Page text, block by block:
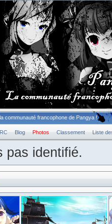
communauté francophone de Pangya !
Blog Photos Classement Liste
pas identifié.